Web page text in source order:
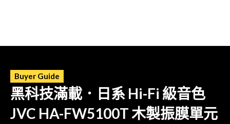
Buyer Guide
黑科技滿載．日系 Hi-Fi 級音色
JVC HA-FW5100T 木製振膜單元